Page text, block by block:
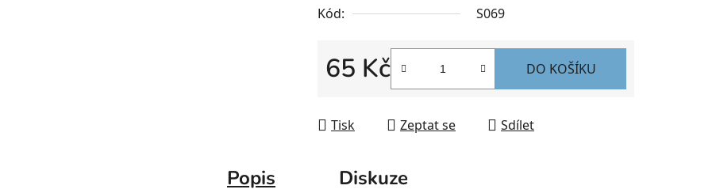
Kód:
S069
65 Kč
Měrná cena:
DO KOŠÍKU
Tisk Zeptat se Sdílet
Popis Diskuze